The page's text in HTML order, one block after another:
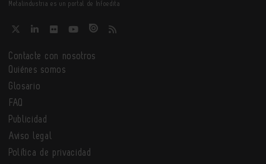
Metalindustria es un portal de Infoedita
Contacte con nosotros
Quiénes somos
Glosario
FAQ
Publicidad
Aviso legal
Política de privacidad